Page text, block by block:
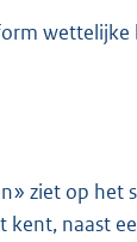
wettelijke
ziet op het
kent, naast